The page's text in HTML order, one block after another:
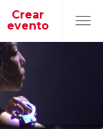
Crear
evento